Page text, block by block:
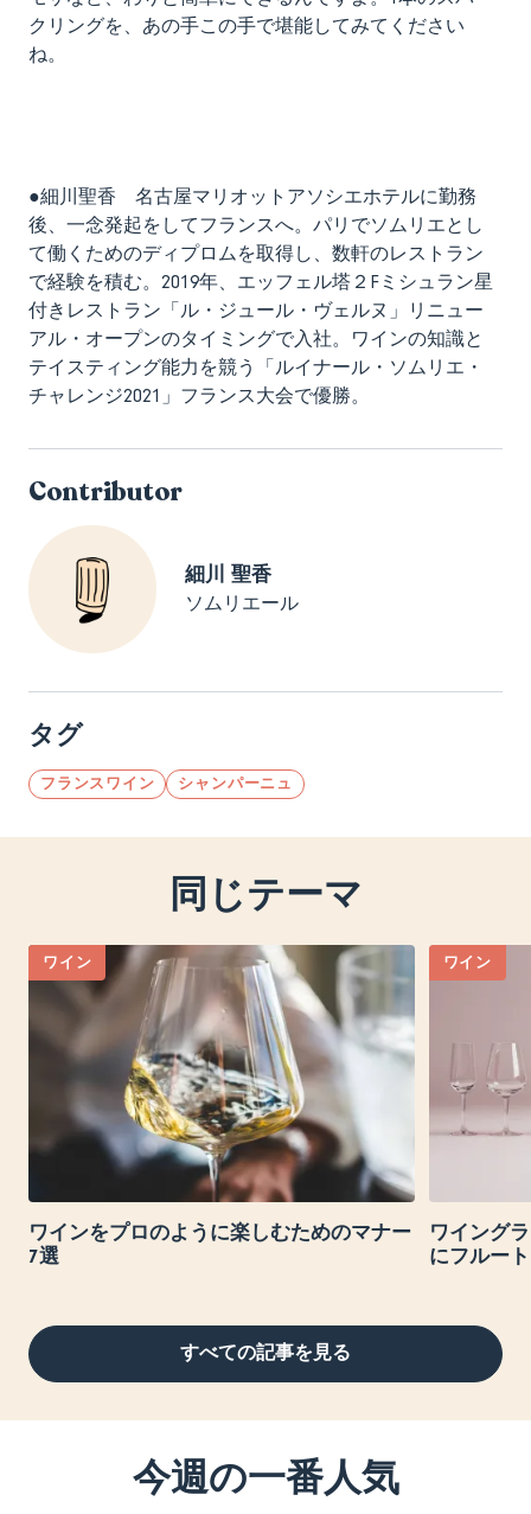
クリングを、あの手この手で堪能してみてください
ね。
●細川聖香 名古屋マリオットアソシエホテルに勤務
後、一念発起をしてフランスへ。パリでソムリエとし
て働くためのディプロムを取得し、数軒のレストラン
で経験を積む。2019年、エッフェル塔２Fミシュラン星
付きレストラン「ル・ジュール・ヴェルヌ」リニュー
アル・オープンのタイミングで入社。ワインの知識と
テイスティング能力を競う「ルイナール・ソムリエ・
チャレンジ2021」フランス大会で優勝。
Contributor
細川 聖香
ソムリエール
タグ
フランスワイン シャンパーニュ
同じテーマ
ワイン
ワインをプロのように楽しむためのマナー
7選
ワイン
ワイング
にフルー
すべての記事を見る
今週の一番人気